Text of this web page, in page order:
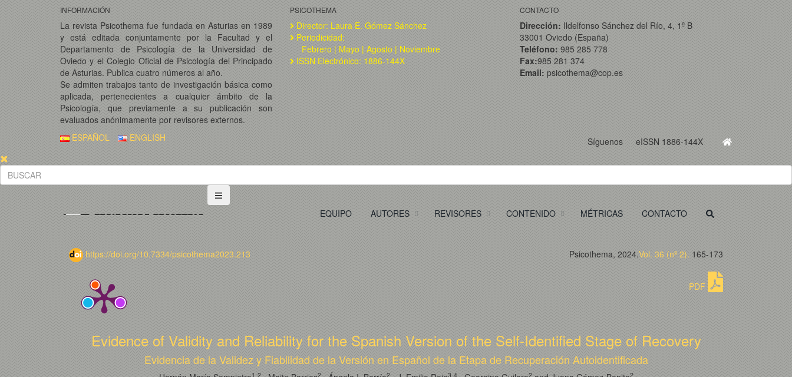
INFORMACIÓN
La revista Psicothema fue fundada en Asturias en 1989
y está editada conjuntamente por la Facultad y el
Departamento de Psicología de la Universidad de
Oviedo y el Colegio Oficial de Psicología del Principado
de Asturias. Publica cuatro números al año.
Se admiten trabajos tanto de investigación básica como
aplicada, pertenecientes a cualquier ámbito de la
Psicología, que previamente a su publicación son
evaluados anónimamente por revisores externos.
PSICOTHEMA
Director: Laura E. Gómez Sánchez
Periodicidad:
Febrero | Mayo | Agosto | Noviembre
ISSN Electrónico: 1886-144X
CONTACTO
Dirección: Ildelfonso Sánchez del Río, 4, 1º B
33001 Oviedo (España)
Teléfono: 985 285 778
Fax:985 281 374
Email: psicothema@cop.es
Síguenos eISSN 1886-144X
ESPAÑOL ENGLISH
EQUIPO AUTORES REVISORES CONTENIDO MÉTRICAS CONTACTO
https://doi.org/10.7334/psicothema2023.213 Psicothema, 2024.Vol. 36 (nº 2). 165-173
PDF
Evidence of Validity and Reliability for the Spanish Version of the Self-Identified Stage of Recovery
Evidencia de la Validez y Fiabilidad de la Versión en Español de la Etapa de Recuperación Autoidentificada
1 2 2 2 3 4 2 2